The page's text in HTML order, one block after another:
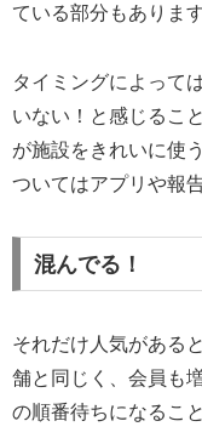
ている部分もあります
タイミングによって
いない！と感じるこ
が施設をきれいに使
ついてはアプリや報
混んでる！
それだけ人気がある
舗と同じく、会員も
の順番待ちになるこ